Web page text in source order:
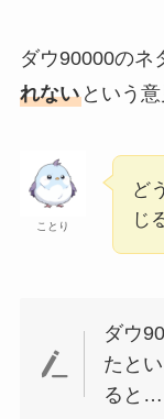
ダウ90000のネ
れないという意
ことり
ど
じ
ダウ
たと
ると…